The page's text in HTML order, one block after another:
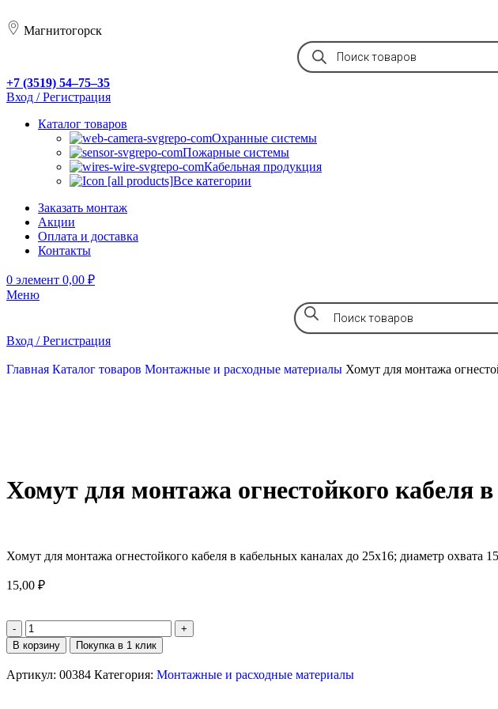
Магнитогорск
+7 (3519) 54‒75‒35
Вход / Регистрация
Каталог товаров
Охранные системы
Пожарные системы
Кабельная продукция
Все категории
Заказать монтаж
Акции
Оплата и доставка
Контакты
0 элемент 0,00 ₽
Меню
Вход / Регистрация
Главная Каталог товаров Монтажные и расходные материалы Хомут для монтажа
Хомут для монтажа огнестойкого кабеля
Хомут для монтажа огнестойкого кабеля в кабельных каналах до 25х16; диаметр
15,00 ₽
В корзину Покупка в 1 клик
Артикул: 00384 Категория: Монтажные и расходные материалы